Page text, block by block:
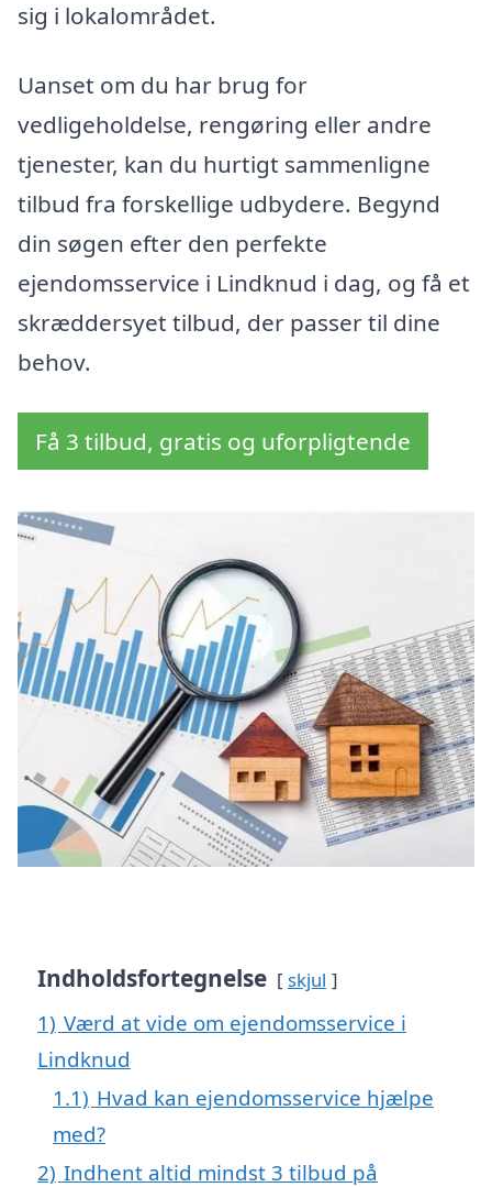
sig i lokalområdet.
Uanset om du har brug for
vedligeholdelse, rengøring eller andre
tjenester, kan du hurtigt sammenligne
tilbud fra forskellige udbydere. Begynd
din søgen efter den perfekte
ejendomsservice i Lindknud i dag, og få et
skræddersyet tilbud, der passer til dine
behov.
Få 3 tilbud, gratis og uforpligtende
Indholdsfortegnelse skjul
1) Værd at vide om ejendomsservice i
Lindknud
1.1) Hvad kan ejendomsservice hjælpe
med?
2) Indhent altid mindst 3 tilbud på